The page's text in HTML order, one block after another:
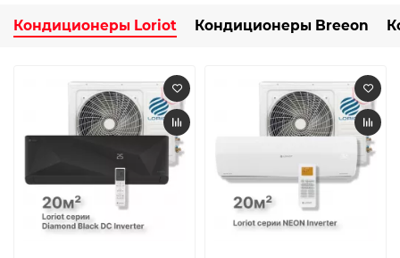
Кондиционеры Loriot Кондиционеры Breeon